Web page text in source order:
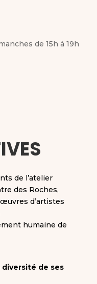
de 15h à 19h
de l’atelier
des Roches,
d’artistes
humaine de
diversité de ses